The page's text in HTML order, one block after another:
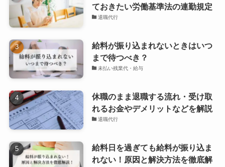
ておきたい労働基準法の連勤規定
退職代行
給料が振り込まれないときはいつ
まで待つべき？
未払い残業代・給与
休職のまま退職する流れ・受け取
れるお金やデメリットなどを解説
退職代行
給料日を過ぎても給料が振り込ま
れない！原因と解決方法を徹底解